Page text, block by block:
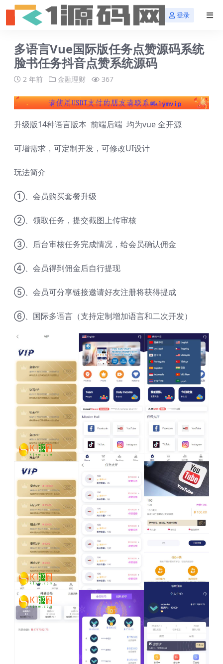
登录
多语言Vue国际版任务点赞源码系统
脸书任务抖音点赞系统源码
2 年前 金融理财 367
升级版14种语言版本 前端后端 均为vue 全开源
可增需求，可定制开发，可修改UI设计
玩法简介
①、会员购买套餐升级
②、领取任务，提交截图上传审核
③、后台审核任务完成情况，给会员确认佣金
④、会员得到佣金后自行提现
⑤、会员可分享链接邀请好友注册将获得提成
⑥、国际多语言（支持定制增加语言和二次开发）